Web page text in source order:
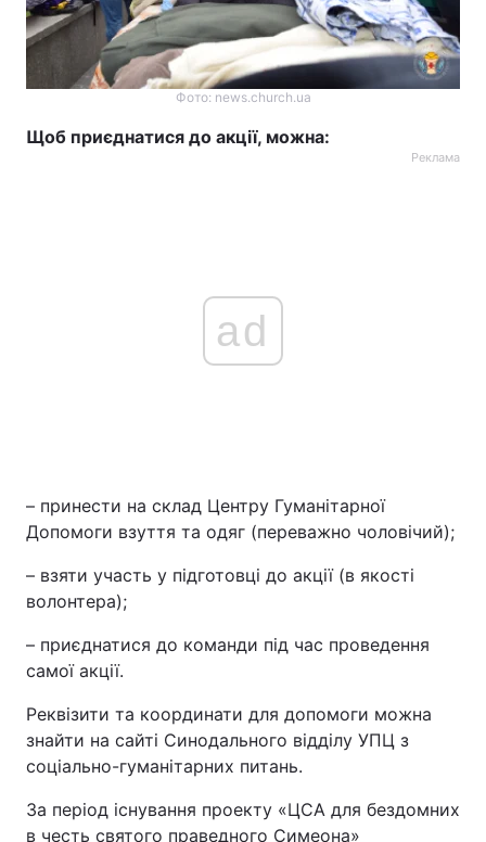
Фото: news.church.ua
Щоб приєднатися до акції, можна:
Реклама
ad
– принести на склад Центру Гуманітарної
Допомоги взуття та одяг (переважно чоловічий);
– взяти участь у підготовці до акції (в якості
волонтера);
– приєднатися до команди під час проведення
самої акції.
Реквізити та координати для допомоги можна
знайти на сайті Синодального відділу УПЦ з
соціально-гуманітарних питань.
За період існування проекту «ЦСА для бездомних
в честь святого праведного Симеона»